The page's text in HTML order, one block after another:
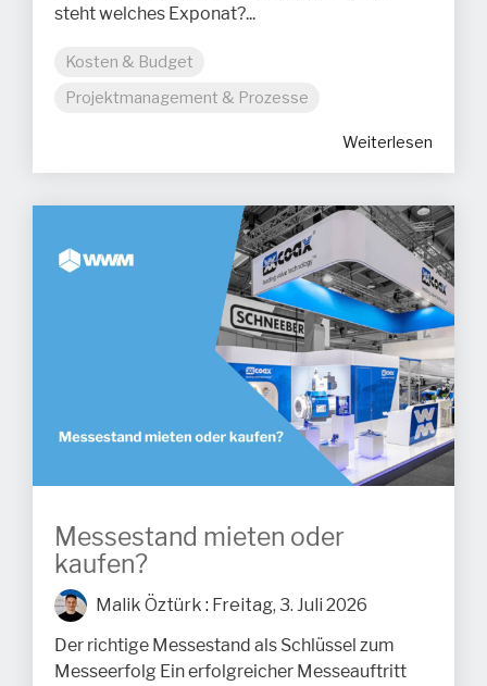
steht welches Exponat?...
Kosten & Budget
Projektmanagement & Prozesse
Weiterlesen
Messestand mieten oder
kaufen?
Malik Öztürk : Freitag, 3. Juli 2026
Der richtige Messestand als Schlüssel zum
Messeerfolg Ein erfolgreicher Messeauftritt